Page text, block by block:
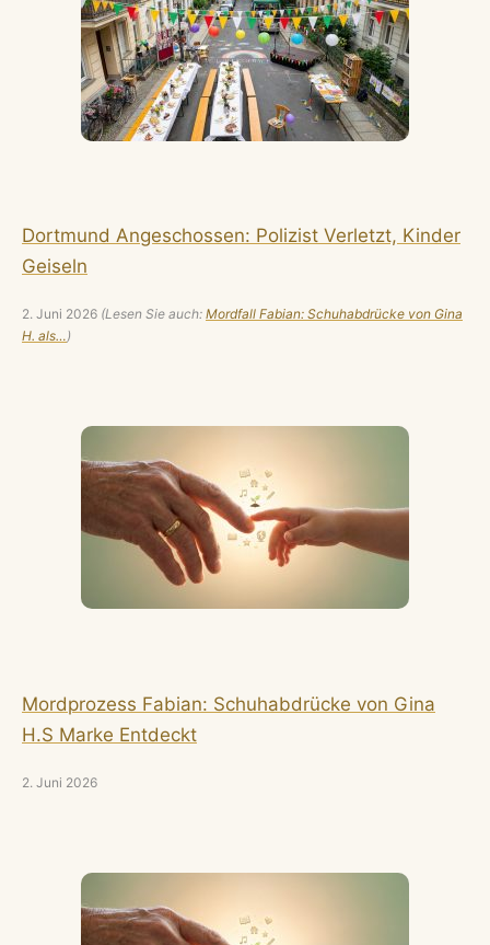
Dortmund Angeschossen: Polizist Verletzt, Kinder
Geiseln
2. Juni 2026 (Lesen Sie auch: Mordfall Fabian: Schuhabdrücke von Gina
H. als…)
Mordprozess Fabian: Schuhabdrücke von Gina
H.S Marke Entdeckt
2. Juni 2026